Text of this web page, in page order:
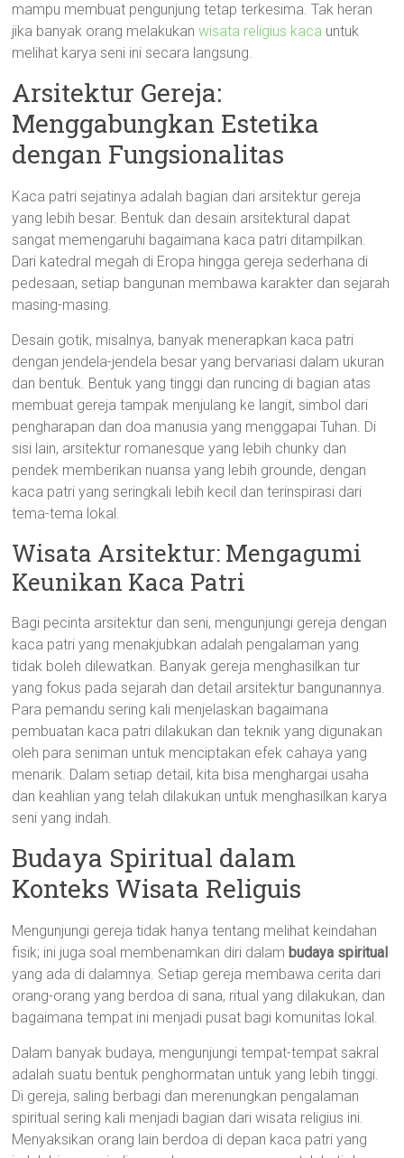
mampu membuat pengunjung tetap terkesima. Tak heran
jika banyak orang melakukanwisata religius kaca untuk
melihat karya seni ini secara langsung.
Arsitektur Gereja:
Menggabungkan Estetika
dengan Fungsionalitas
Kaca patri sejatinya adalah bagian dari arsitektur gereja
yang lebih besar. Bentuk dan desain arsitektural dapat
sangat memengaruhi bagaimana kaca patri ditampilkan.
Dari katedral megah di Eropa hingga gereja sederhana di
pedesaan, setiap bangunan membawa karakter dan sejarah
masing-masing.
Desain gotik, misalnya, banyak menerapkan kaca patri
dengan jendela-jendela besar yang bervariasi dalam ukuran
dan bentuk. Bentuk yang tinggi dan runcing di bagian atas
membuat gereja tampak menjulang ke langit, simbol dari
pengharapan dan doa manusia yang menggapai Tuhan. Di
sisi lain, arsitektur romanesque yang lebih chunky dan
pendek memberikan nuansa yang lebih grounde, dengan
kaca patri yang seringkali lebih kecil dan terinspirasi dari
tema-tema lokal.
Wisata Arsitektur: Mengagumi
Keunikan Kaca Patri
Bagi pecinta arsitektur dan seni, mengunjungi gereja dengan
kaca patri yang menakjubkan adalah pengalaman yang
tidak boleh dilewatkan. Banyak gereja menghasilkan tur
yang fokus pada sejarah dan detail arsitektur bangunannya.
Para pemandu sering kali menjelaskan bagaimana
pembuatan kaca patri dilakukan dan teknik yang digunakan
oleh para seniman untuk menciptakan efek cahaya yang
menarik. Dalam setiap detail, kita bisa menghargai usaha
dan keahlian yang telah dilakukan untuk menghasilkan karya
seni yang indah.
Budaya Spiritual dalam
Konteks Wisata Religuis
Mengunjungi gereja tidak hanya tentang melihat keindahan
fisik; ini juga soal membenamkan diri dalam budaya spiritual
yang ada di dalamnya. Setiap gereja membawa cerita dari
orang-orang yang berdoa di sana, ritual yang dilakukan, dan
bagaimana tempat ini menjadi pusat bagi komunitas lokal.
Dalam banyak budaya, mengunjungi tempat-tempat sakral
adalah suatu bentuk penghormatan untuk yang lebih tinggi.
Di gereja, saling berbagi dan merenungkan pengalaman
spiritual sering kali menjadi bagian dari wisata religius ini.
Menyaksikan orang lain berdoa di depan kaca patri yang